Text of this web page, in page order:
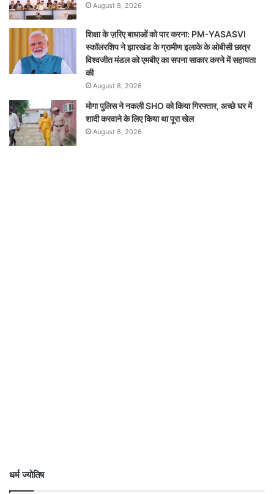
August 8, 2026
शिक्षा के ज़रिए बाधाओं को पार करना: PM-YASASVI
स्कॉलरशिप ने झारखंड के ग्रामीण इलाके के ओबीसी छात्र
विश्वजीत मंडल को एमबीए का सपना साकार करने में सहायता
की
August 8, 2026
मोगा पुलिस ने नकली SHO को किया गिरफ्तार, अच्छे घर में
शादी करवाने के लिए किया था पूरा खेल
August 8, 2026
धर्म ज्योतिष